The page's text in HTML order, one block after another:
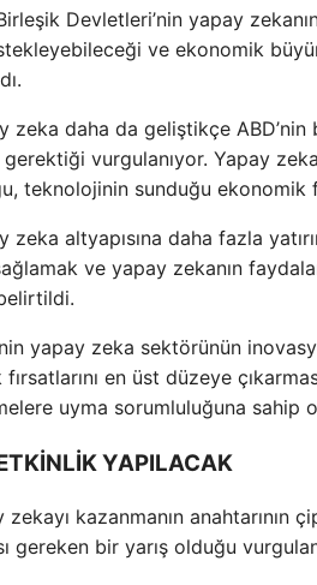
Devletleri’nin yapay
ve ekonomik
zeka daha da geliştikçe
vurgulanıyor. Yapay
teknolojinin sunduğu ekonomik
zeka altyapısına daha fazla
ve yapay zekanın
yapay zeka sektörünün
en üst düzeye
uyma sorumluluğuna sahip
YAPILACAK
zekayı kazanmanın
gereken bir yarış olduğu